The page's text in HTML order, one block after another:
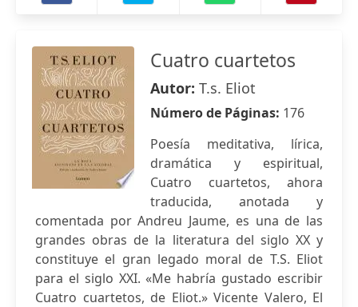
Cuatro cuartetos
Autor: T.s. Eliot
Número de Páginas: 176
Poesía meditativa, lírica,
dramática y espiritual,
Cuatro cuartetos, ahora
traducida, anotada y
comentada por Andreu Jaume, es una de las
grandes obras de la literatura del siglo XX y
constituye el gran legado moral de T.S. Eliot
para el siglo XXI. «Me habría gustado escribir
Cuatro cuartetos, de Eliot.» Vicente Valero, El